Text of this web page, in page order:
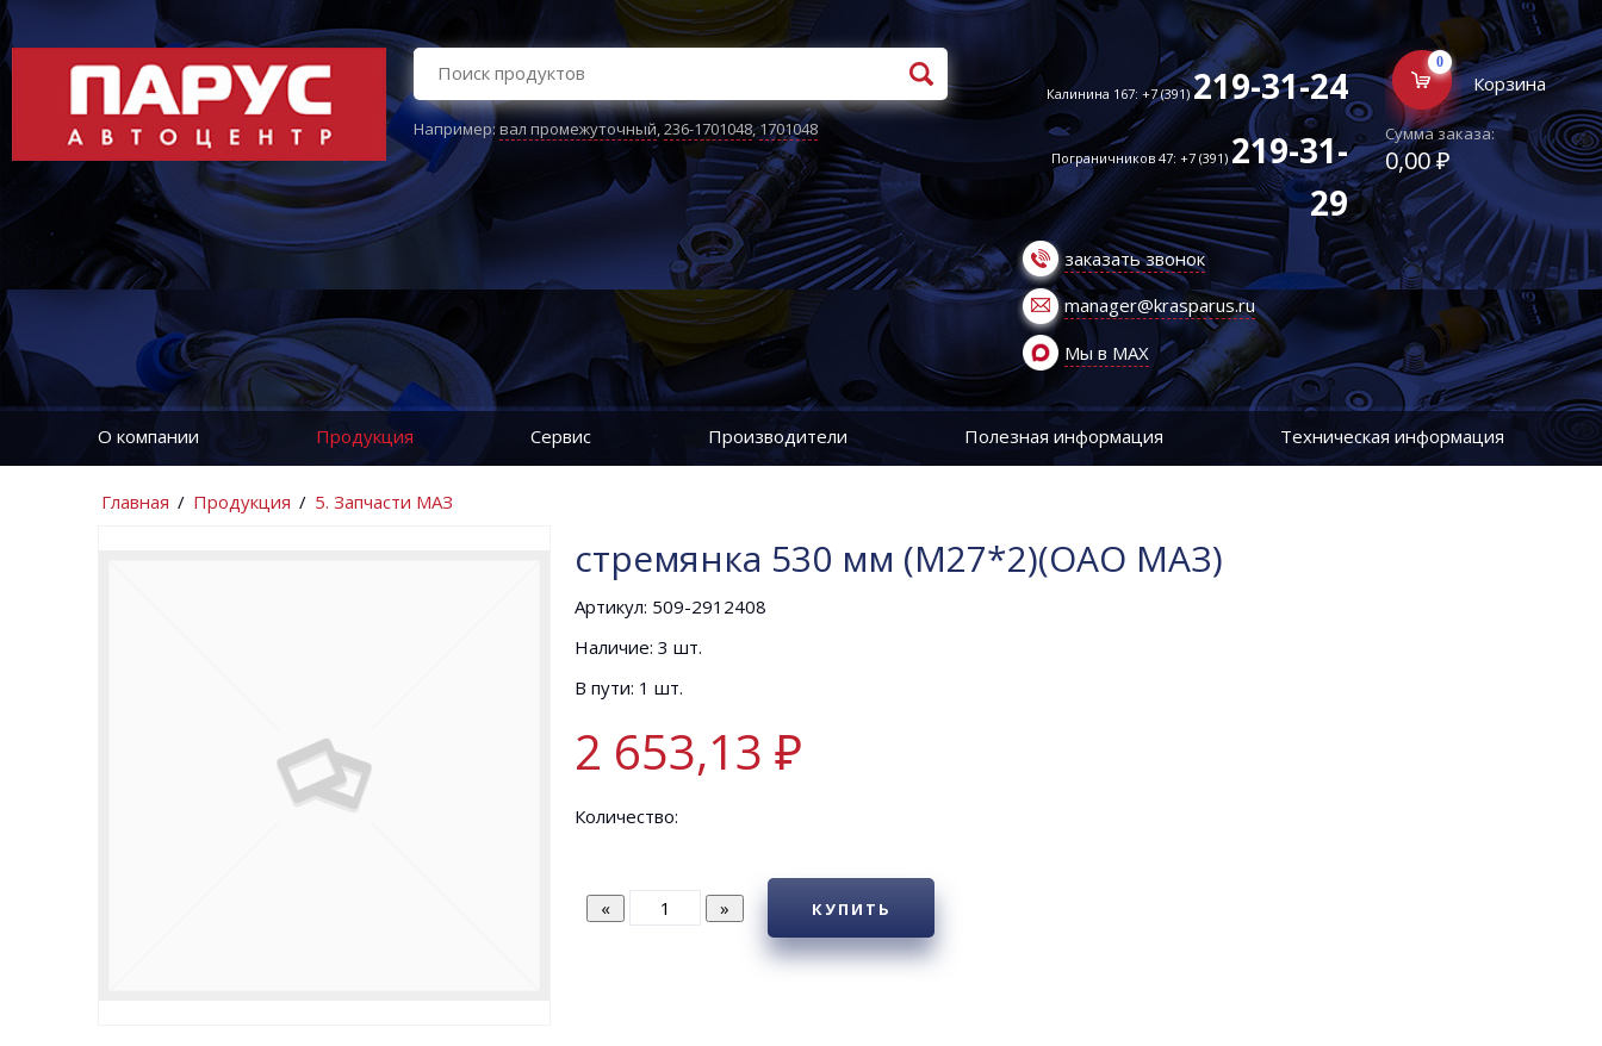
Например:вал промежуточный,236-1701048,1701048
Калинина 167: +7 (391)219-31-24
Пограничников 47: +7 (391)219-31-
29
заказать звонок
manager@krasparus.ru
Мы в MAX
0
Корзина
Сумма заказа:
0,00 ₽
О компании Продукция Сервис Производители Полезная информация Техническая информация
Главная / Продукция / 5. Запчасти МАЗ
стремянка 530 мм (М27*2)(ОАО МАЗ)
Артикул: 509-2912408
Наличие: 3 шт.
В пути: 1 шт.
2 653,13 ₽
Количество:
КУПИТЬ